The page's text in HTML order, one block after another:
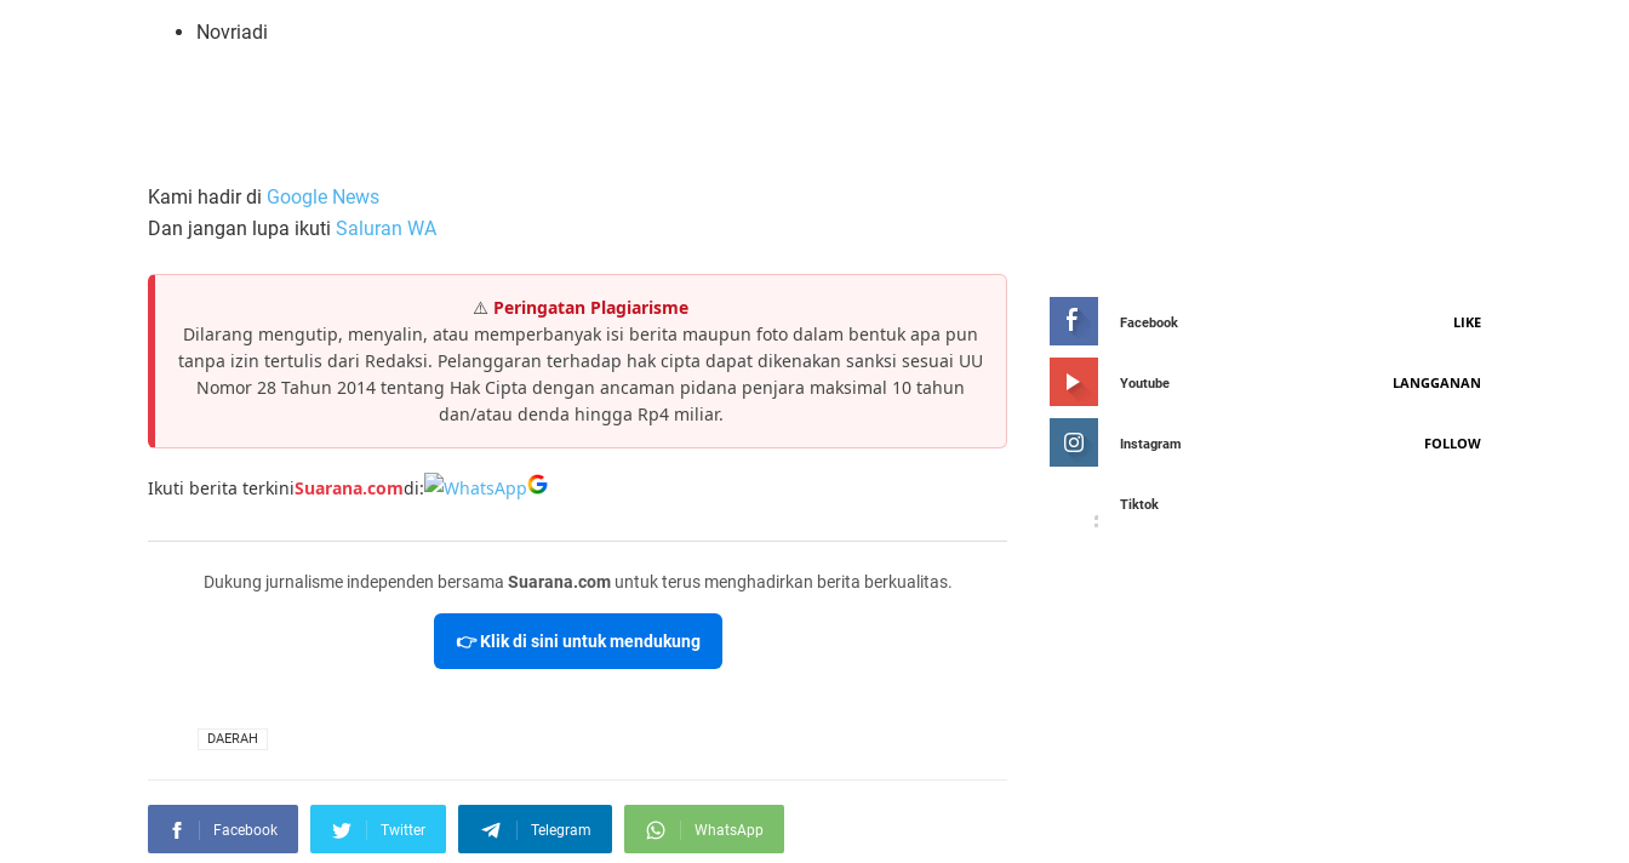
Novriadi
Kami hadir di Google News
Dan jangan lupa ikuti Saluran WA
⚠️ Peringatan Plagiarisme
Dilarang mengutip, menyalin, atau memperbanyak isi berita maupun foto dalam bentuk apa pun
tanpa izin tertulis dari Redaksi. Pelanggaran terhadap hak cipta dapat dikenakan sanksi sesuai UU
Nomor 28 Tahun 2014 tentang Hak Cipta dengan ancaman pidana penjara maksimal 10 tahun
dan/atau denda hingga Rp4 miliar.
Ikuti berita terkiniSuarana.comdi:
Dukung jurnalisme independen bersama Suarana.comuntuk terus menghadirkan berita berkualitas.
👉 Klik di sini untuk mendukung
DAERAH
Facebook Twitter Telegram WhatsApp
Facebook LIKE
Youtube LANGGANAN
Instagram FOLLOW
Tiktok